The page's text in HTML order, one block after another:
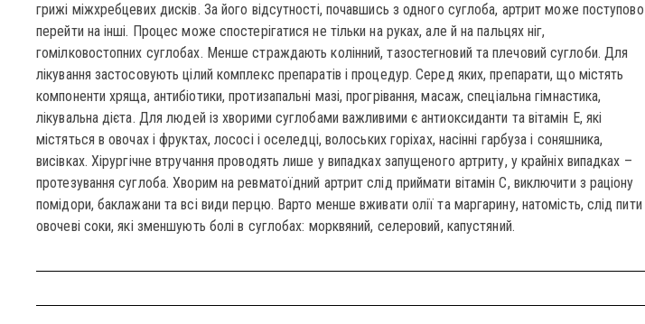
грижі міжхребцевих дисків. За його відсутності, почавшись з одного суглоба, артрит може поступово
перейти на інші. Процес може спостерігатися не тільки на руках, але й на пальцях ніг,
гомілковостопних суглобах. Менше страждають колінний, тазостегновий та плечовий суглоби. Для
лікування застосовують цілий комплекс препаратів і процедур. Серед яких, препарати, що містять
компоненти хряща, антибіотики, протизапальні мазі, прогрівання, масаж, спеціальна гімнастика,
лікувальна дієта. Для людей із хворими суглобами важливими є антиоксиданти та вітамін Е, які
містяться в овочах і фруктах, лососі і оселедці, волоських горіхах, насінні гарбуза і соняшника,
висівках. Хірургічне втручання проводять лише у випадках запущеного артриту, у крайніх випадках –
протезування суглоба. Хворим на ревматоїдний артрит слід приймати вітамін С, виключити з раціону
помідори, баклажани та всі види перцю. Варто менше вживати олії та маргарину, натомість, слід пити
овочеві соки, які зменшують болі в суглобах: морквяний, селеровий, капустяний.